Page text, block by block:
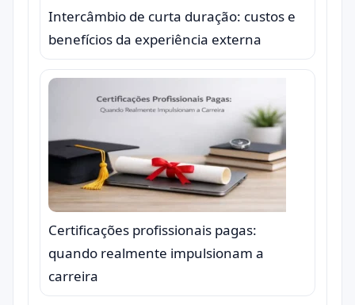
Intercâmbio de curta duração: custos e
benefícios da experiência externa
Certificações profissionais pagas:
quando realmente impulsionam a
carreira